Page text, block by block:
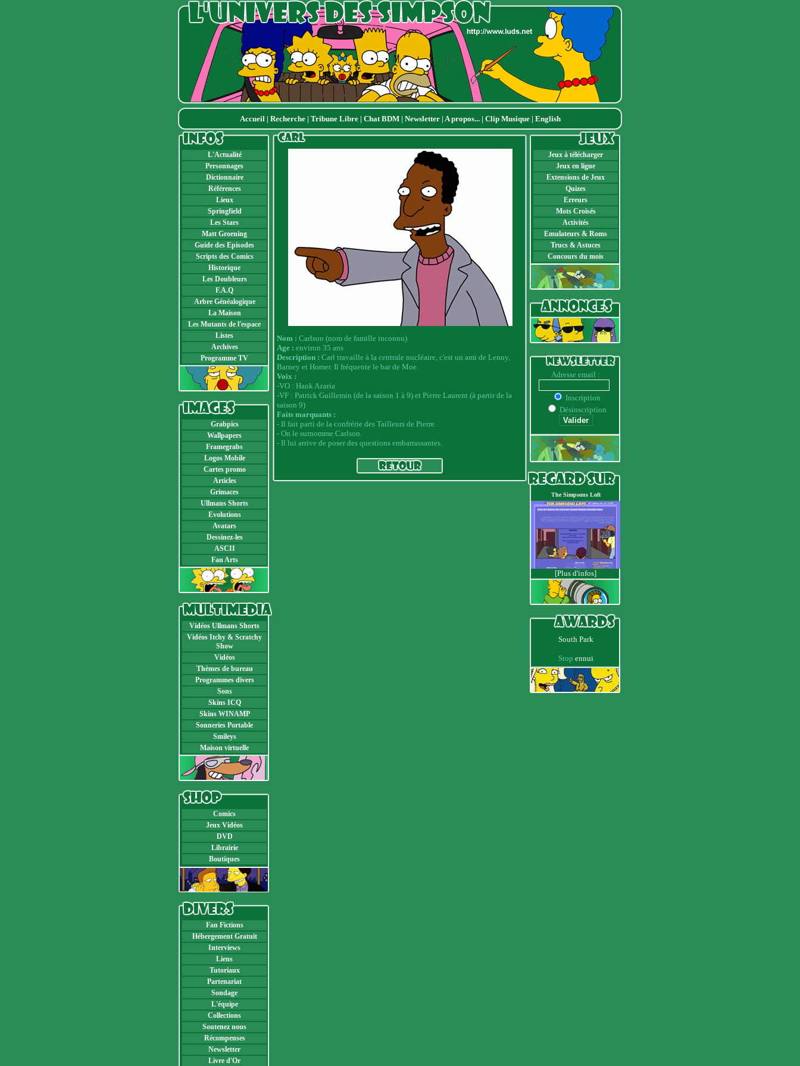
Accueil| Recherche| Tribune Libre | Chat BDM | Newsletter| A propos...| Clip Musique| English
L'Actualité
Personnages
Dictionnaire
Références
Lieux
Springfield
Les Stars
Matt Groening
Guide des Episodes
Scripts des Comics
Historique
Les Doubleurs
F.A.Q
Arbre Généalogique
La Maison
Les Mutants de l'espace
Listes
Archives
Programme TV
Grabpics
Wallpapers
Framegrabs
Logos Mobile
Cartes promo
Articles
Grimaces
Ullmans Shorts
Evolutions
Avatars
Dessinez-les
ASCII
Fan Arts
Vidéos Ullmans Shorts
Vidéos Itchy & Scratchy
Show
Vidéos
Thèmes de bureau
Programmes divers
Sons
Skins ICQ
Skins WINAMP
Sonneries Portable
Smileys
Maison virtuelle
Comics
Jeux Vidéos
DVD
Librairie
Boutiques
Fan Fictions
Hébergement Gratuit
Interviews
Liens
Tutoriaux
Partenariat
Sondage
L'équipe
Collections
Soutenez nous
Récompenses
Newsletter
Livre d'Or
Nom : Carlson (nom de famille inconnu)
Age : environ 35 ans
Description : Carl travaille à la centrale nucléaire, c'est un ami de Lenny,
Barney et Homer. Il fréquente le bar de Moe.
Voix :
-VO : Hank Azaria
-VF : Patrick Guillemin (de la saison 1 à 9) et Pierre Laurent (à partir de la
saison 9)
Faits marquants :
- Il fait parti de la confrérie des Tailleurs de Pierre.
- On le surnomme Carlson.
- Il lui arrive de poser des questions embarrassantes.
Jeux à télécharger
Jeux en ligne
Extensions de Jeux
Quizes
Erreurs
Mots Croisés
Activités
Emulateurs & Roms
Trucs & Astuces
Concours du mois
Adresse email :
Inscription
Désinscription
The Simpsons Loft
[Plus d'infos]
South Park
Stop ennui